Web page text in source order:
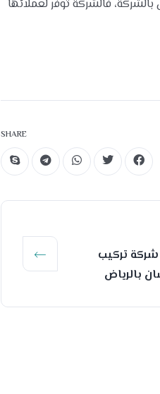
فالشركة توفر لعملائها
SHARE
تركيب
بالرياض